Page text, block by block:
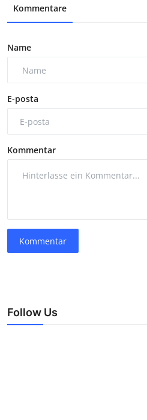
Kommentare
Name
E-posta
Kommentar
Kommentar
Follow Us